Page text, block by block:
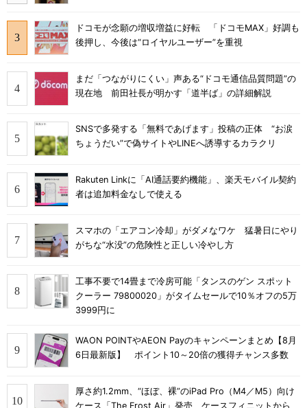
ドコモが念願の増収増益に好転 「ドコモMAX」好調も
後押し、今後は“ロイヤルユーザー”を重視
まだ「つながりにくい」声ある“ドコモ通信品質問題”の
現在地 前田社長が明かす「道半ば」の詳細解説
SNSで多発する「無料であげます」投稿の正体 “お涙
ちょうだい”で偽サイトやLINEへ誘導するカラクリ
Rakuten Linkに「AI通話要約機能」、楽天モバイル契約
者は追加料金なしで使える
スマホの「エアコン冷却」がダメなワケ 猛暑日にやり
がちな“水没”の危険性と正しい冷やし方
工事不要で14畳まで冷房可能「タンスのゲン スポット
クーラー 79800020」がタイムセールで10％オフの5万
3999円に
WAON POINTやAEON Payのキャンペーンまとめ【8月
6日最新版】 ポイント10～20倍の獲得チャンス多数
厚さ約1.2mm、“ほぼ、裸”のiPad Pro（M4／M5）向け
ケース「The Frost Air」発売 ケースフィニットから